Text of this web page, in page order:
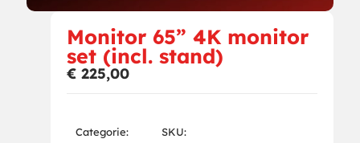
Monitor 65” 4K monitor
set (incl. stand)
€ 225,00
Categorie:
SKU: